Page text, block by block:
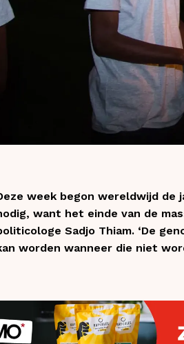
week begon wereldwijd de
want het einde van de
Sadjo Thiam. ‘De
worden wanneer die niet